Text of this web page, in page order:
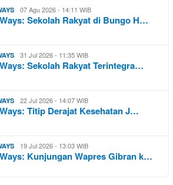
07 Agu 2026 - 14:11 WIB
Sekolah Rakyat di Bungo H…
31 Jul 2026 - 11:35 WIB
Sekolah Rakyat Terintegra…
22 Jul 2026 - 14:07 WIB
Titip Derajat Kesehatan J…
19 Jul 2026 - 13:03 WIB
Kunjungan Wapres Gibran k…